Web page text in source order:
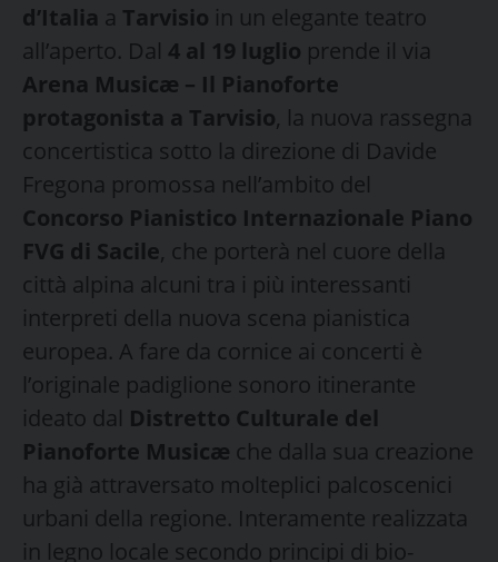
d’Italia a Tarvisio in un elegante teatro
all’aperto. Dal 4 al 19 luglio prende il via
Arena Musicæ – Il Pianoforte
protagonista a Tarvisio, la nuova rassegna
concertistica sotto la direzione di Davide
Fregona promossa nell’ambito del
Concorso Pianistico Internazionale Piano
FVG di Sacile, che porterà nel cuore della
città alpina alcuni tra i più interessanti
interpreti della nuova scena pianistica
europea. A fare da cornice ai concerti è
l’originale padiglione sonoro itinerante
ideato dal Distretto Culturale del
Pianoforte Musicæ che dalla sua creazione
ha già attraversato molteplici palcoscenici
urbani della regione. Interamente realizzata
in legno locale secondo principi di bio-